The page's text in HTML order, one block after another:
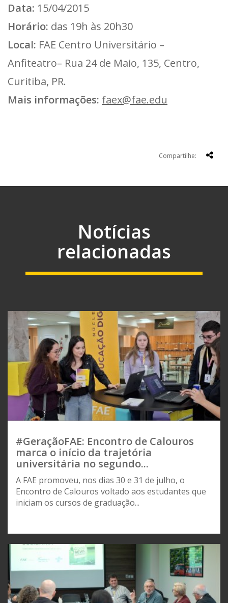
Data: 15/04/2015
Horário: das 19h às 20h30
Local: FAE Centro Universitário –
Anfiteatro– Rua 24 de Maio, 135, Centro,
Curitiba, PR.
Mais informações: faex@fae.edu
Compartilhe:
Notícias
relacionadas
#GeraçãoFAE: Encontro de Calouros
marca o início da trajetória
universitária no segundo...
A FAE promoveu, nos dias 30 e 31 de julho, o
Encontro de Calouros voltado aos estudantes que
iniciam os cursos de graduação...